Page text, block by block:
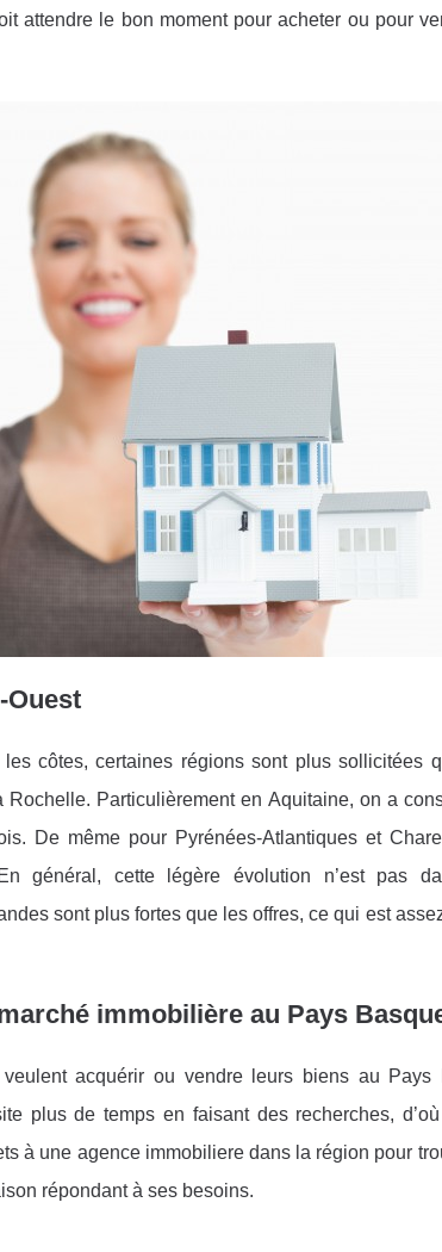
attendre le bon moment pour acheter ou pour
Ouest
côtes, certaines régions sont plus sollicitées
Particulièrement en Aquitaine, on a
De même pour Pyrénées-Atlantiques et
général, cette légère évolution n’est pas
sont plus fortes que les offres, ce qui est
immobilière au Pays
acquérir ou vendre leurs biens au Pays
plus de temps en faisant des recherches,
à une agence immobiliere dans la région pour
répondant à ses besoins.